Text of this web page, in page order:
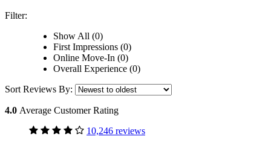
Filter:
Show All (0)
First Impressions (0)
Online Move-In (0)
Overall Experience (0)
Sort Reviews By:
4.0 Average Customer Rating
10,246 reviews